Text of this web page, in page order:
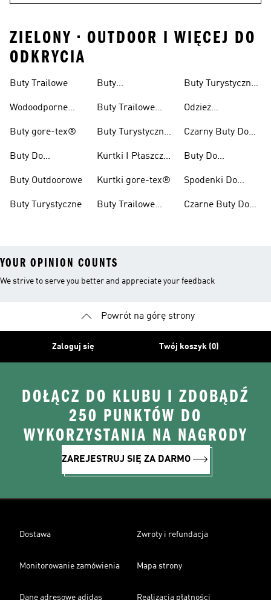
ZIELONY • OUTDOOR I WIĘCEJ DO
ODKRYCIA
Buty Trailowe
Wodoodporne
W Terenie
Buty gore-tex®
Buty Do
Buty Outdoorowe
Buty Turystyczne
Buty
Buty Trailowe
Buty Turystyczne
Kurtki I Płaszcze
Kurtki gore-tex®
Buty Trailowe
Buty Turystyczne
Odzież
Czarny Buty Do
Wędrówek
Buty Do
Górskiego Dla
Kobiet
Spodenki Do
Trailowych
Czarne Buty Do
YOUR OPINION COUNTS
We strive to serve you better and appreciate your feedback
Powrót na górę strony
Zaloguj się Twój koszyk (0)
DOŁĄCZ DO KLUBU I ZDOBĄDŹ
250 PUNKTÓW DO
WYKORZYSTANIA NA NAGRODY
ZAREJESTRUJ SIĘ ZA DARMO
Dostawa Zwroty i refundacja
Monitorowanie zamówienia Mapa strony
Dane adresowe adidas Realizacja płatności